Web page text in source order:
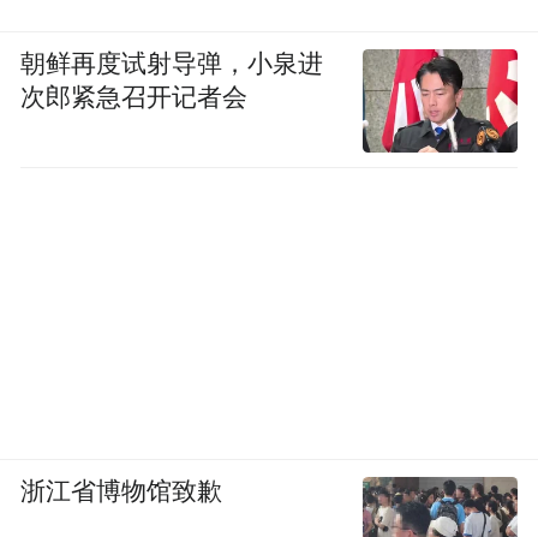
朝鲜再度试射导弹，小泉进
次郎紧急召开记者会
浙江省博物馆致歉